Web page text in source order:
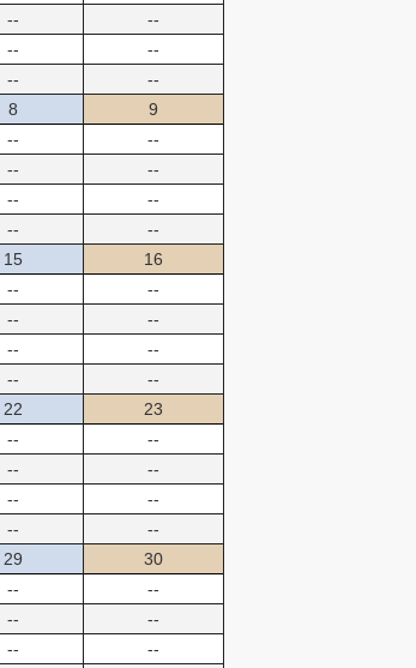
--
--
--
--
--
--
8
--
--
--
--
9
--
--
--
--
15
--
--
--
--
16
--
--
--
--
22
--
--
--
--
23
--
--
--
--
29
--
--
--
30
--
--
--